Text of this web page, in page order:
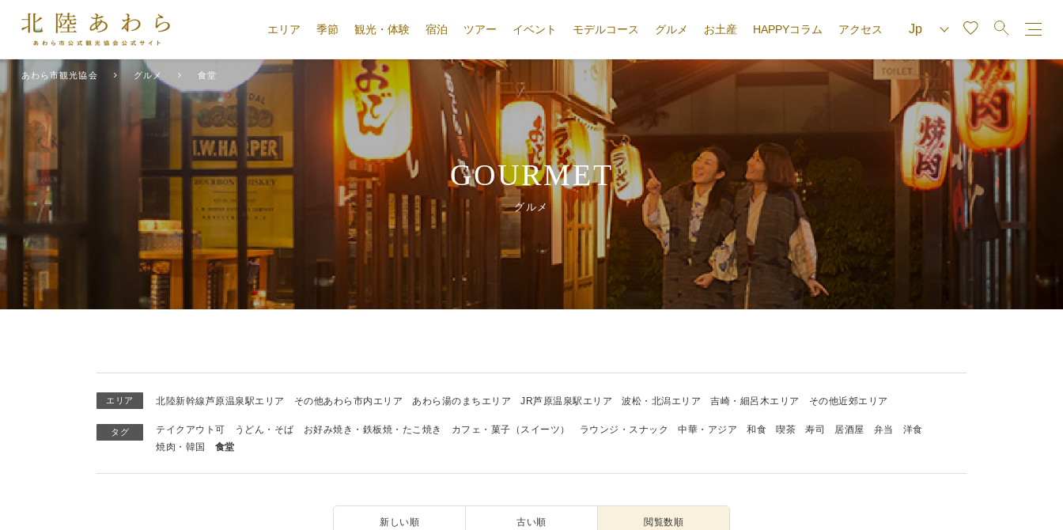
エリア 季節 観光・体験 宿泊 ツアー イベント モデルコース グルメ お土産 HAPPYコラム アクセス
あわら市観光協会 グルメ 食堂
GOURMET
グルメ
エリア 北陸新幹線芦原温泉駅エリア その他あわら市内エリア あわら湯のまちエリア JR芦原温泉駅エリア 波松・北潟エリア 吉崎・細呂木エリア その他近郊エリア
タグ テイクアウト可 うどん・そば お好み焼き・鉄板焼・たこ焼き カフェ・菓子（スイーツ） ラウンジ・スナック 中華・アジア 和食 喫茶 寿司 居酒屋 弁当
洋食
焼肉・韓国
食堂
新しい順 古い順 閲覧数順